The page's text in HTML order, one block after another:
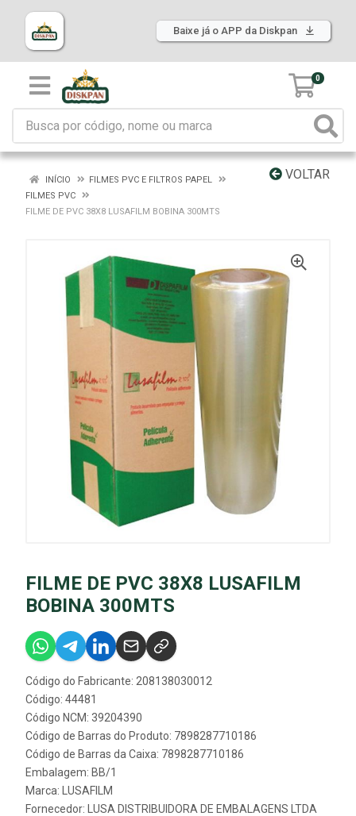
Baixe já o APP da Diskpan
0
VOLTAR
INÍCIO
FILMES PVC E FILTROS PAPEL
FILMES PVC
FILME DE PVC 38X8 LUSAFILM BOBINA 300MTS
FILME DE PVC 38X8 LUSAFILM
BOBINA 300MTS
Código do Fabricante: 208138030012
Código: 44481
Código NCM: 39204390
Código de Barras do Produto: 7898287710186
Código de Barras da Caixa: 7898287710186
Embalagem: BB/1
Marca:
LUSAFILM
Fornecedor:
LUSA DISTRIBUIDORA DE EMBALAGENS LTDA